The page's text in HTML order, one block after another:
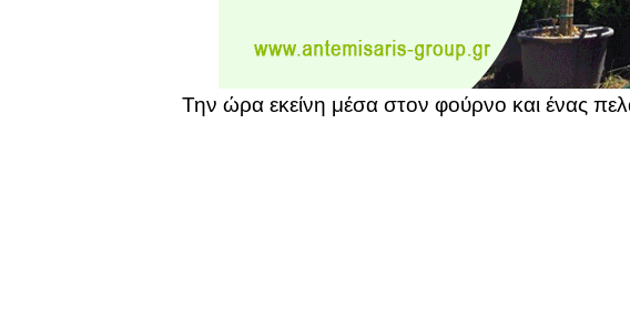
Την ώρα εκείνη μέσα στον φούρνο και ένας